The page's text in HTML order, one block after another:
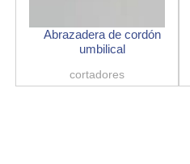
Abrazadera de cordón
umbilical
cortadores